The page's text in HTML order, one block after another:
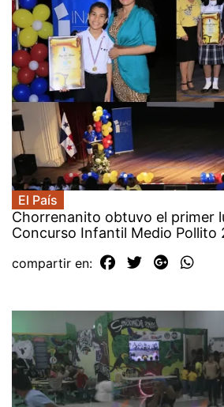
El País
Chorrenanito obtuvo el primer
Concurso Infantil Medio Pollito
compartir en: